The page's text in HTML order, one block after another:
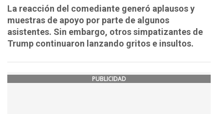
La reacción del comediante generó aplausos y
muestras de apoyo por parte de algunos
asistentes. Sin embargo, otros simpatizantes de
Trump continuaron lanzando gritos e insultos.
PUBLICIDAD